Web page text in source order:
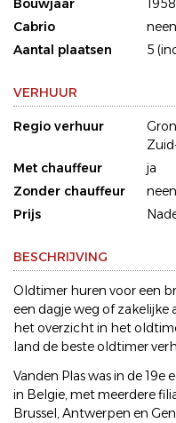
Bouwjaar
1958
Cabrio
neen
Aantal plaatsen
5
VERHUUR
Regio verhuur
Met chauffeur
ja
Zonder chauffeur
neen
Prijs
BESCHRIJVING
Oldtimer huren voor een
een dagje weg of
het overzicht in het
land de beste oldtimer
Vanden Plas was in de
in Belgie, met meerdere
Brussel, Antwerpen en